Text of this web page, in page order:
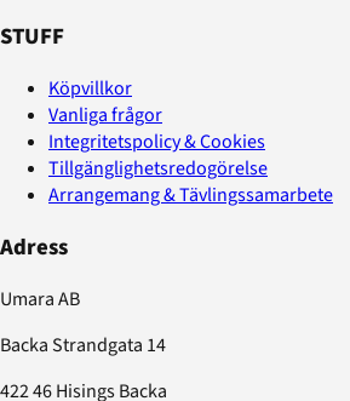
STUFF
Köpvillkor
Vanliga frågor
Integritetspolicy & Cookies
Tillgänglighetsredogörelse
Arrangemang & Tävlingssamarbete
Adress
Umara AB
Backa Strandgata 14
422 46 Hisings Backa